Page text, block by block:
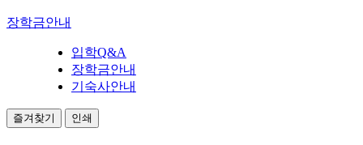
장학금안내
입학Q&A
장학금안내
기숙사안내
즐겨찾기 인쇄